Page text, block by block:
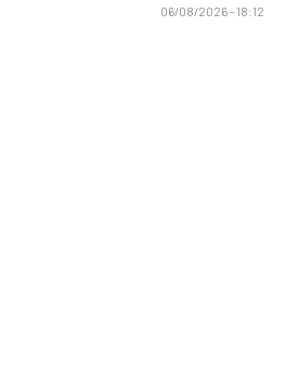
06/08/2026 - 18:12